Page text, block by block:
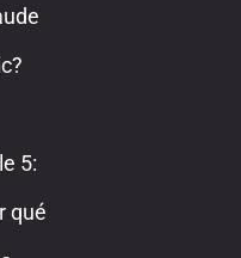
5:
qué